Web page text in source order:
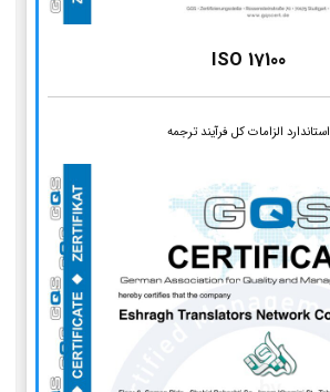
ISO 17100
استاندارد الزامات کل فرآیند ترجمه